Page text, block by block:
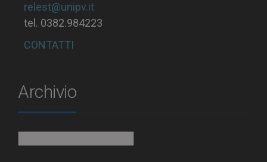
relest@unipv.it
tel. 0382.984223
CONTATTI
Archivio